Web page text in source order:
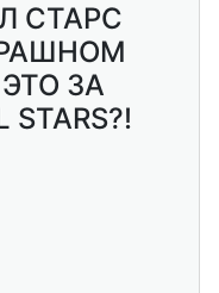
СТАРС
ЗА